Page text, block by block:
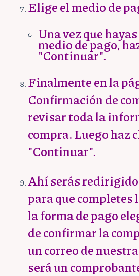
Elige el medio de
Una vez que
medio de pago,
"Continuar".
Finalmente en la
Confirmación de
revisar toda la
compra. Luego haz
"Continuar".
Ahí serás
para que completes
la forma de pago
de confirmar la
un correo de
será un